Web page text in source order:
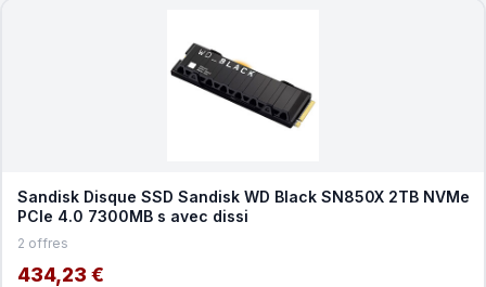
Sandisk Disque SSD Sandisk WD Black SN850X 2TB NVMe
PCIe 4.0 7300MB s avec dissi
2 offres
434,23 €